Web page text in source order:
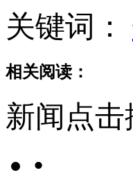
关键词：
相关阅读：
新闻点击
•